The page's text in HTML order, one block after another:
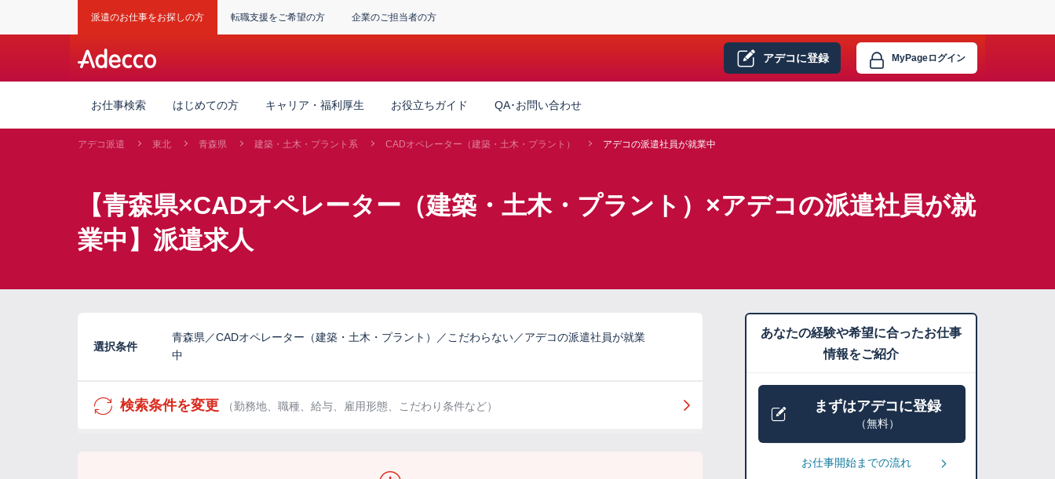
派遣のお仕事をお探しの方 転職支援をご希望の方 企業のご担当者の方
アデコに登録 MyPageログイン
お仕事検索 はじめての方 キャリア・福利厚生 お役立ちガイド QA･お問い合わせ
アデコ派遣 東北 青森県 建築・土木・プラント系 CADオペレーター（建築・土木・プラント） アデコの派遣社員が就業中
【青森県×CADオペレーター（建築・土木・プラント）×アデコの派遣社員が就
業中】派遣求人
選択条件
青森県／CADオペレーター（建築・土木・プラント）／こだわらない／アデコの派遣社員が就業
中
検索条件を変更 （勤務地、職種、給与、雇用形態、こだわり条件など）
あなたの経験や希望に合ったお仕事
情報をご紹介
まずはアデコに登録
（無料）
お仕事開始までの流れ